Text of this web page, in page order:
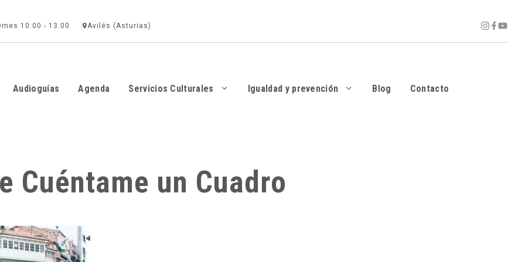
10:00 - 13:00 Avilés (Asturias)
Audioguías Agenda Servicios Culturales Igualdad y prevención Blog Contacto
Cuéntame un Cuadro